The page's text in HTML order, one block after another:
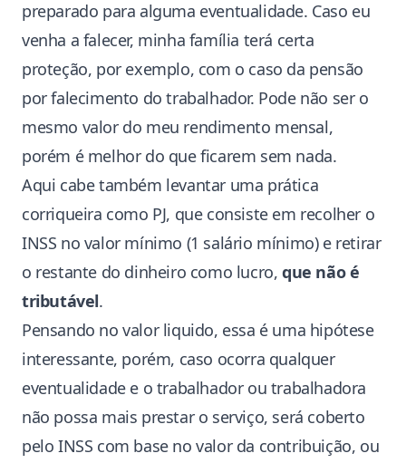
preparado para alguma eventualidade. Caso eu
venha a falecer, minha família terá certa
proteção, por exemplo, com o caso da pensão
por falecimento do trabalhador. Pode não ser o
mesmo valor do meu rendimento mensal,
porém é melhor do que ficarem sem nada.
Aqui cabe também levantar uma prática
corriqueira como PJ, que consiste em recolher o
INSS no valor mínimo (1 salário mínimo) e retirar
o restante do dinheiro como lucro,que não é
tributável.
Pensando no valor liquido, essa é uma hipótese
interessante, porém, caso ocorra qualquer
eventualidade e o trabalhador ou trabalhadora
não possa mais prestar o serviço, será coberto
pelo INSS com base no valor da contribuição, ou